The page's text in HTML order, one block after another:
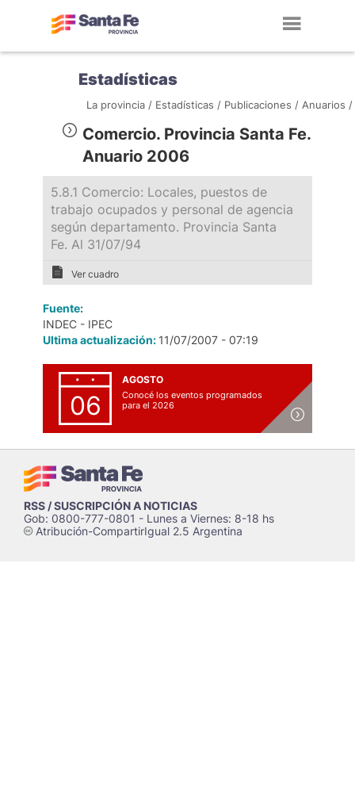
Estadísticas
La provincia / Estadísticas / Publicaciones / Anuarios /
Comercio. Provincia Santa Fe.
Anuario 2006
5.8.1 Comercio: Locales, puestos de
trabajo ocupados y personal de agencia
según departamento. Provincia Santa
Fe. Al 31/07/94
Ver cuadro
Fuente:
INDEC - IPEC
Ultima actualización: 11/07/2007 - 07:19
06
AGOSTO
Conocé los eventos programados
para el 2026
RSS / SUSCRIPCIÓN A NOTICIAS
Gob: 0800-777-0801 - Lunes a Viernes: 8-18 hs
cAtribución-CompartirIgual 2.5 Argentina